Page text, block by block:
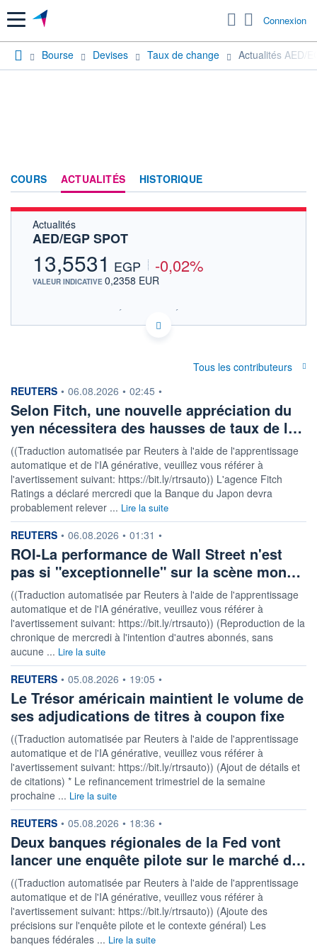
Menu Connexion
Bourse Devises Taux de change Actualités AED/
COURS ACTUALITÉS HISTORIQUE
Actualités
AED/EGP SPOT
13,5531 EGP -0,02%
VALEUR INDICATIVE 0,2358 EUR
SIX - FOREX 2 DONNÉES TEMPS RÉEL
Politique d'exécution
13,52
13,54
OUVERTURE
13,5584
CLÔTURE VEILLE
13,5563
+ HAUT
13,5744
+ BAS
COTATION SPÉCIFIQUE
0,0738 +0,01%
+ PORTEFEUILLE + LISTE
Tous les contributeurs
information fournie par
REUTERS • 06.08.2026 • 02:45 •
Selon Fitch, une nouvelle appréciation du
yen nécessitera des hausses de taux de l…
((Traduction automatisée par Reuters à l'aide de l'apprentissage
automatique et de l'IA générative, veuillez vous référer à
l'avertissement suivant: https://bit.ly/rtrsauto)) L'agence Fitch
Ratings a déclaré mercredi que la Banque du Japon devra
probablement relever ... Lire la suite
information fournie par
REUTERS • 06.08.2026 • 01:31 •
ROI-La performance de Wall Street n'est
pas si "exceptionnelle" sur la scène mon…
((Traduction automatisée par Reuters à l'aide de l'apprentissage
automatique et de l'IA générative, veuillez vous référer à
l'avertissement suivant: https://bit.ly/rtrsauto)) (Reproduction de la
chronique de mercredi à l'intention d'autres abonnés, sans
aucune ... Lire la suite
information fournie par
REUTERS • 05.08.2026 • 19:05 •
Le Trésor américain maintient le volume de
ses adjudications de titres à coupon fixe
((Traduction automatisée par Reuters à l'aide de l'apprentissage
automatique et de l'IA générative, veuillez vous référer à
l'avertissement suivant: https://bit.ly/rtrsauto)) (Ajout de détails et
de citations) * Le refinancement trimestriel de la semaine
prochaine ... Lire la suite
information fournie par
REUTERS • 05.08.2026 • 18:36 •
Deux banques régionales de la Fed vont
lancer une enquête pilote sur le marché d…
((Traduction automatisée par Reuters à l'aide de l'apprentissage
automatique et de l'IA générative, veuillez vous référer à
l'avertissement suivant: https://bit.ly/rtrsauto)) (Ajoute des
précisions sur l'enquête pilote et le contexte général) Les
banques fédérales ... Lire la suite